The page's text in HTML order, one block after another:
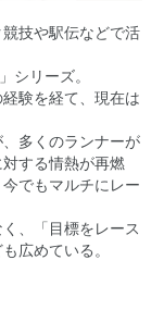
技や駅伝などで活
シリーズ。
験を経て、現在は
多くのランナーが
する情熱が再燃
でもマルチにレー
、「目標をレース
広めている。